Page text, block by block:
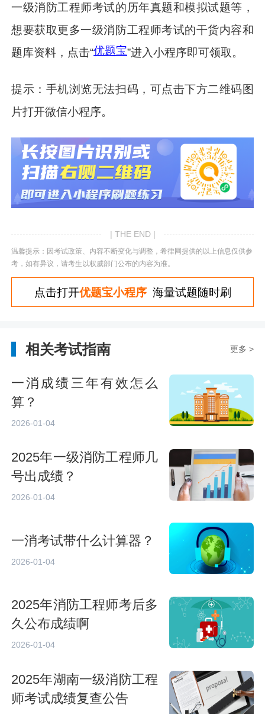
一级消防工程师考试的历年真题和模拟试题等，
想要获取更多一级消防工程师考试的干货内容和
题库资料，点击“优题宝”进入小程序即可领取。
提示：手机浏览无法扫码，可点击下方二维码图
片打开微信小程序。
| THE END |
温馨提示：因考试政策、内容不断变化与调整，希律网提供的以上信息仅供参
考，如有异议，请考生以权威部门公布的内容为准。
点击打开优题宝小程序海量试题随时刷
相关考试指南 更多 >
一消成绩三年有效怎么
算？
2026-01-04
2025年一级消防工程师几
号出成绩？
2026-01-04
一消考试带什么计算器？
2026-01-04
2025年消防工程师考后多
久公布成绩啊
2026-01-04
2025年湖南一级消防工程
师考试成绩复查公告